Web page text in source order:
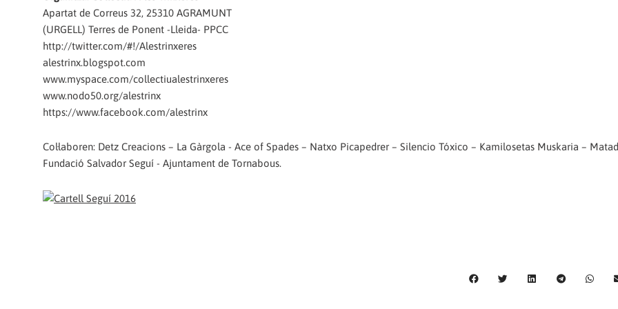
Apartat de Correus 32, 25310 AGRAMUNT
(URGELL) Terres de Ponent -Lleida- PPCC
http://twitter.com/#!/Alestrinxeres
alestrinx.blogspot.com
www.myspace.com/collectiualestrinxeres
www.nodo50.org/alestrinx
https://www.facebook.com/alestrinx
Col·laboren: Detz Creacions – La Gàrgola - Ace of Spades – Natxo Picapedrer – Silencio Tóxico – Kamilosetas Muskaria –
Fundació Salvador Seguí - Ajuntament de Tornabous.